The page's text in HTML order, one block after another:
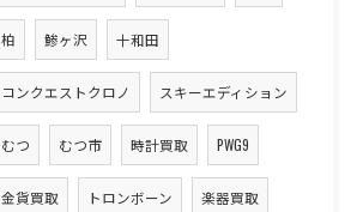
柏 鯵ヶ沢 十和田
コンクエストクロノ スキーエディション
むつ むつ市 時計買取 PWG9
金貨買取 トロンボーン 楽器買取